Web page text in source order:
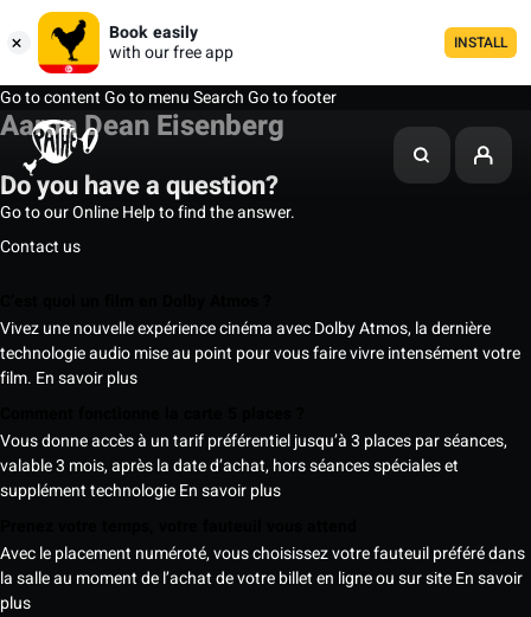
Book easily
with our free app
INSTALL
Go to contentGo to menuSearchGo to footer
Aaron Dean Eisenberg
Do you have a question?
Go to our Online Help to find the answer.
Contact us
Vivez une nouvelle expérience cinéma avec Dolby Atmos, la dernière
technologie audio mise au point pour vous faire vivre intensément votre
film. En savoir plus
Vous donne accès à un tarif préférentiel jusqu’à 3 places par séances,
valable 3 mois, après la date d’achat, hors séances spéciales et
supplément technologieEn savoir plus
Avec le placement numéroté, vous choisissez votre fauteuil préféré dans
la salle au moment de l’achat de votre billet en ligne ou sur siteEn savoir
plus